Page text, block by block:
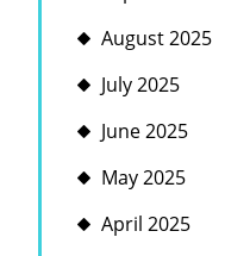
August 2025
July 2025
June 2025
May 2025
April 2025